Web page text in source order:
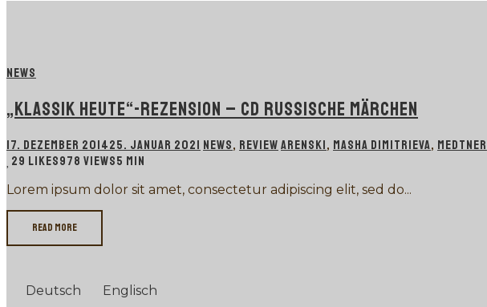
NEWS
„KLASSIK HEUTE“-REZENSION – CD RUSSISCHE MÄRCHEN
17. DEZEMBER 201425. JANUAR 2021 NEWS, REVIEW ARENSKI, MASHA DIMITRIEVA, MEDTNER
29 LIKES978 VIEWS5 MIN
Lorem ipsum dolor sit amet, consectetur adipiscing elit, sed do...
Read more
Deutsch Englisch